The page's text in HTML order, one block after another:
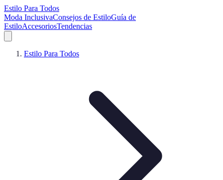
Estilo Para Todos
Moda InclusivaConsejos de EstiloGuía de
EstiloAccesoriosTendencias
Estilo Para Todos